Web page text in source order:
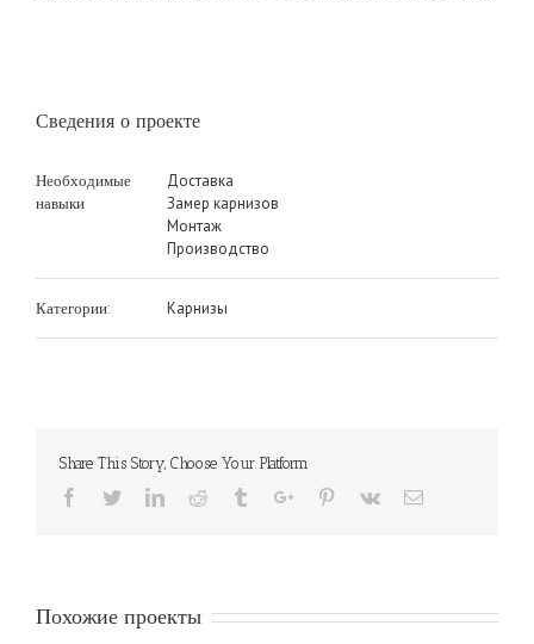
Сведения о проекте
Необходимые
навыки
Доставка
Замер карнизов
Монтаж
Производство
Категории: Карнизы
Share This Story, Choose Your Platform
Facebook
TwitterLinkedinReddit TumblrGoogle+Pinterest
Vk Email
Похожие проекты